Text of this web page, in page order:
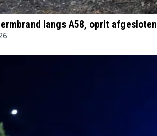
langs A58, oprit afgesloten